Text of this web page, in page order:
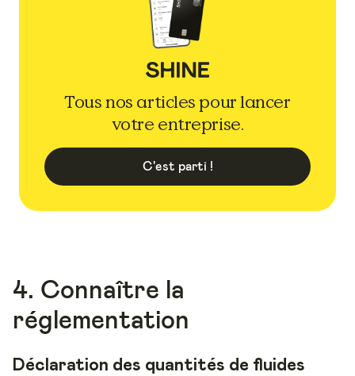
Tous nos articles pour lancer
votre entreprise.
C'est parti !
4. Connaître la
réglementation
Déclaration des quantités de fluides